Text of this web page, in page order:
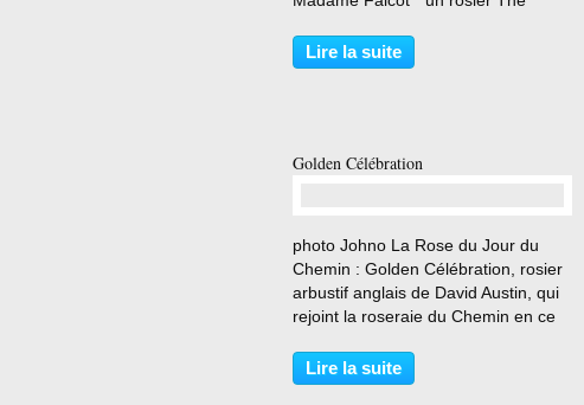
en 1858 , médaille d'argent à
Beaune la même année . 1 pied
Lire la suite
Golden Célébration
photo Johno La Rose du Jour du
Chemin : Golden Célébration, rosier
arbustif anglais de David Austin, qui
rejoint la roseraie du Chemin en ce
de coeur de ma tendre moitié . photo
Sue Brown Description dans le
Lire la suite